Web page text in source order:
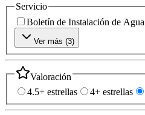
Servicio
Boletín de Instalación de Agua
Ver más (3)
Valoración
4.5+ estrellas
4+ estrellas